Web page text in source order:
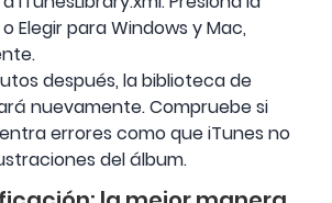
Elegir para Windows y Mac,
después, la biblioteca de
nuevamente. Compruebe si
errores como que iTunes no
del álbum.